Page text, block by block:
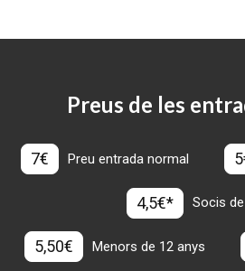
Preus de les
7€ Preu entrada normal
4,5€* Socis
5,50€ Menors de 12 anys